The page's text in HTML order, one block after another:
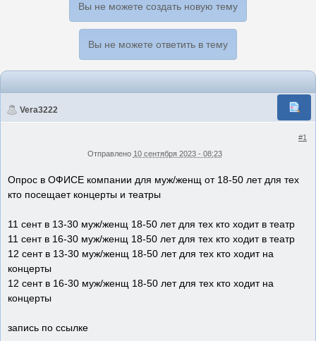
Вы не можете создать новую тему
Вы не можете ответить в тему
Vera3222
#1
Отправлено 10 сентября 2023 - 08:23
Опрос в ОФИСЕ компании для муж/женщ от 18-50 лет для тех
кто посещает концерты и театры
11 сент в 13-30 муж/женщ 18-50 лет для тех кто ходит в театр
11 сент в 16-30 муж/женщ 18-50 лет для тех кто ходит в театр
12 сент в 13-30 муж/женщ 18-50 лет для тех кто ходит на
концерты
12 сент в 16-30 муж/женщ 18-50 лет для тех кто ходит на
концерты
запись по ссылке